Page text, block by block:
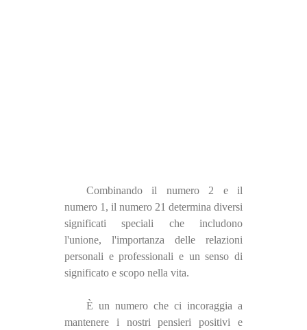
Combinando il numero 2 e il
numero 1, il numero 21 determina diversi
significati speciali che includono
l'unione, l'importanza delle relazioni
personali e professionali e un senso di
significato e scopo nella vita.
È un numero che ci incoraggia a
mantenere i nostri pensieri positivi e